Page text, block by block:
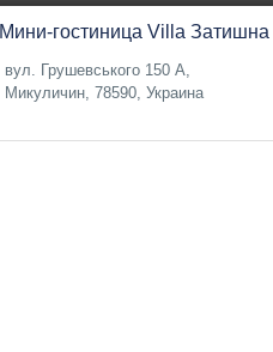
Мини-гостиница Villa Затишна
вул. Грушевського 150 А,
Микуличин, 78590, Украина